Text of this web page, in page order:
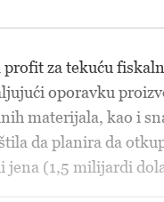
za tekuću
oporavku
materijala, kao i
da planira da
jena (1,5 milijardi